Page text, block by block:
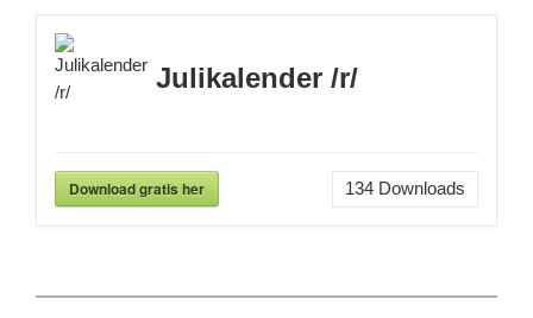
Julikalender /r/
Download gratis her 134Downloads